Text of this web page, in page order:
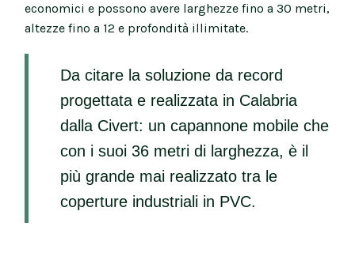
economici e possono avere larghezze fino a 30 metri,
altezze fino a 12 e profondità illimitate.
Da citare la soluzione da record
progettata e realizzata in Calabria
dalla Civert: un capannone mobile che
con i suoi 36 metri di larghezza, è il
più grande mai realizzato tra le
coperture industriali in PVC.